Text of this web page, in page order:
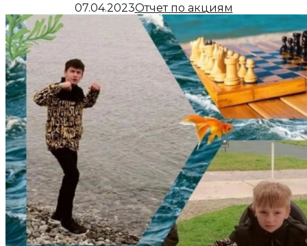
07.04.2023Отчет по акциям